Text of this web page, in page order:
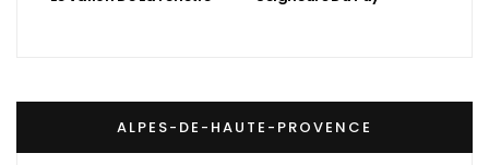
ALPES-DE-HAUTE-PROVENCE